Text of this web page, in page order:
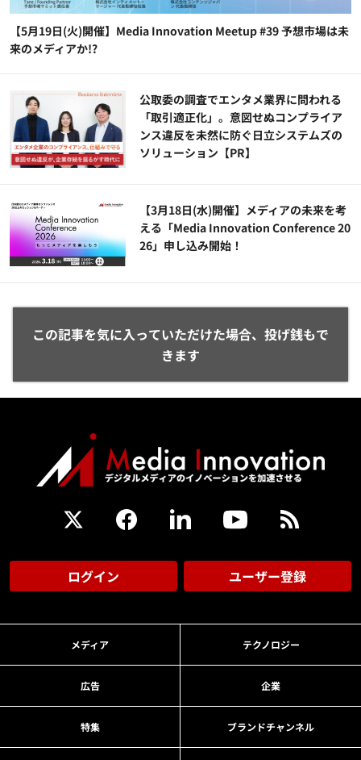
【5月19日(火)開催】Media Innovation Meetup #39 予想市場は未
来のメディアか!?
公​​取委の調査でエンタメ業界に問われる
「取引適正化」。意図せぬコンプライア
ンス違反を未然に防ぐ日立システムズの
ソリューション​【PR】
【3月18日(水)開催】メディアの未来を考
える「Media Innovation Conference 20
26」申し込み開始！
この記事を気に入っていただけた場合、投げ銭もで
きます
ログイン ユーザー登録
メディア テクノロジー
広告 企業
特集 ブランドチャンネル